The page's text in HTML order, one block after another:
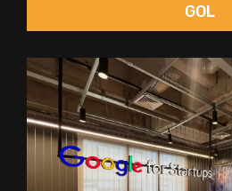
GOL